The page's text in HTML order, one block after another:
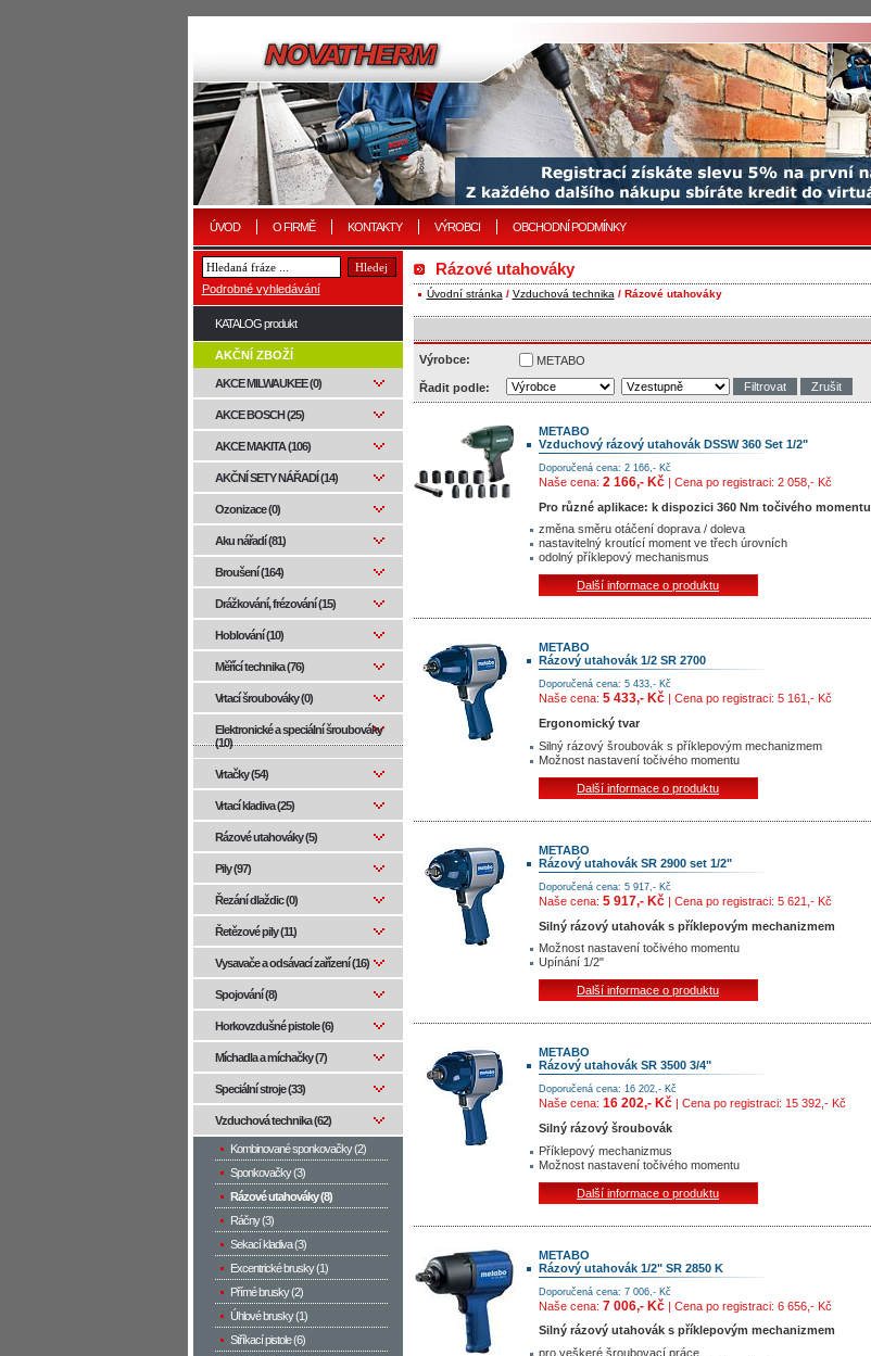
ÚVOD O FIRMĚ KONTAKTY VÝROBCI OBCHODNÍ PODMÍNKY
Rázové utahováky
Úvodní stránka / Vzduchová technika / Rázové utahováky
Výrobce: METABO
Řadit podle:
METABO
Vzduchový rázový utahovák DSSW 360 Set 1/2"
Doporučená cena: 2 166,- Kč
Naše cena: 2 166,- Kč | Cena po registraci: 2 058,- Kč
Pro různé aplikace: k dispozici 360 Nm točivého momentu
změna směru otáčení doprava / doleva
nastavitelný kroutící moment ve třech úrovních
odolný příklepový mechanismus
Další informace o produktu
METABO
Rázový utahovák 1/2 SR 2700
Doporučená cena: 5 433,- Kč
Naše cena: 5 433,- Kč
| Cena po registraci: 5 161,- Kč
Ergonomický tvar
Silný rázový šroubovák s příklepovým mechanizmem
Možnost nastavení točivého momentu
Další informace o produktu
METABO
Rázový utahovák SR 2900 set 1/2"
Doporučená cena: 5 917,- Kč
Naše cena: 5 917,- Kč | Cena po registraci: 5 621,- Kč
Silný rázový utahovák s příklepovým mechanizmem
Možnost nastavení točivého momentu
Upínání 1/2"
Další informace o produktu
METABO
Rázový utahovák SR 3500 3/4"
Doporučená cena: 16 202,- Kč
Naše cena: 16 202,- Kč | Cena po registraci: 15 392,- Kč
Silný rázový šroubovák
Příklepový mechanizmus
Možnost nastavení točivého momentu
Další informace o produktu
METABO
Rázový utahovák 1/2" SR 2850 K
Doporučená cena: 7 006,- Kč
Naše cena: 7 006,- Kč | Cena po registraci: 6 656,- Kč
Silný rázový utahovák s příklepovým mechanizmem
pro veškeré šroubovací práce
Podrobné vyhledávání
KATALOG produkt
AKČNÍ ZBOŽÍ
AKCE MILWAUKEE (0)
AKCE BOSCH (25)
AKCE MAKITA (106)
AKČNÍ SETY NÁŘADÍ (14)
Ozonizace (0)
Aku nářadí (81)
Broušení (164)
Drážkování, frézování (15)
Hoblování (10)
Měřící technika (76)
Vrtací šroubováky (0)
Elektronické a speciální šroubováky
(10)
Vrtačky (54)
Vrtací kladiva (25)
Rázové utahováky (5)
Pily (97)
Řezání dlaždic (0)
Řetězové pily (11)
Vysavače a odsávací zařízení (16)
Spojování (8)
Horkovzdušné pistole (6)
Míchadla a míchačky (7)
Speciální stroje (33)
Vzduchová technika (62)
Kombinované sponkovačky (2)
Sponkovačky (3)
Rázové utahováky (8)
Ráčny (3)
Sekací kladiva (3)
Excentrické brusky (1)
Přímé brusky (2)
Úhlové brusky (1)
Stříkací pistole (6)